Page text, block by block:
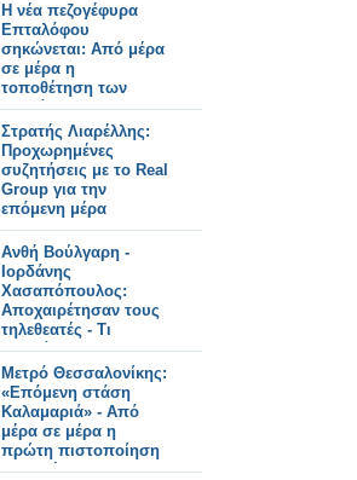
Η νέα πεζογέφυρα
Επταλόφου
σηκώνεται: Από μέρα
σε μέρα η
τοποθέτηση των
τμημάτων.
Στρατής Λιαρέλλης:
Προχωρημένες
συζητήσεις με το Real
Group για την
επόμενη μέρα
Ανθή Βούλγαρη -
Ιορδάνης
Χασαπόπουλος:
Αποχαιρέτησαν τους
τηλεθεατές - Τι
αποκάλυψαν το
τηλεοπτικό τους
μέλλον;
Μετρό Θεσσαλονίκης:
«Επόμενη στάση
Καλαμαριά» - Από
μέρα σε μέρα η
πρώτη πιστοποίηση
της επέκτασης.